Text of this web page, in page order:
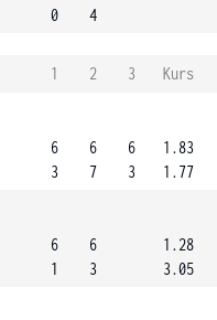
0 4
1 2 3
Kurs
6
3
6
7
6
3
1.83
1.77
6
1
6
3
1.28
3.05